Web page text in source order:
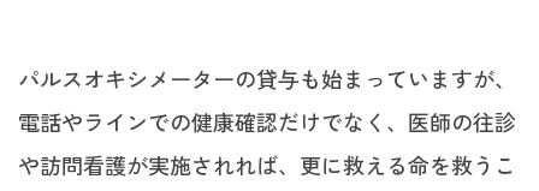
パルスオキシメーターの貸与も始まっていますが、
電話やラインでの健康確認だけでなく、医師の往診
や訪問看護が実施されれば、更に救える命を救うこ